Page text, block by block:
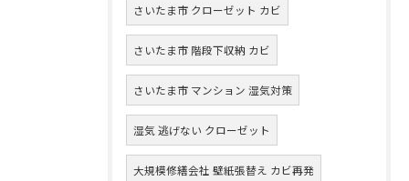
さいたま市 クローゼット カビ
さいたま市 階段下収納 カビ
さいたま市 マンション 湿気対策
湿気 逃げない クローゼット
大規模修繕会社 壁紙張替え カビ再発